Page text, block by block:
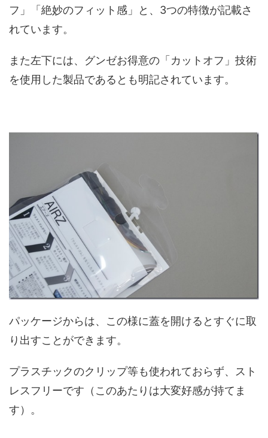
フ」「絶妙のフィット感」と、3つの特徴が記載さ
れています。
また左下には、グンゼお得意の「カットオフ」技術
を使用した製品であるとも明記されています。
パッケージからは、この様に蓋を開けるとすぐに取
り出すことができます。
プラスチックのクリップ等も使われておらず、スト
レスフリーです（このあたりは大変好感が持てま
す）。